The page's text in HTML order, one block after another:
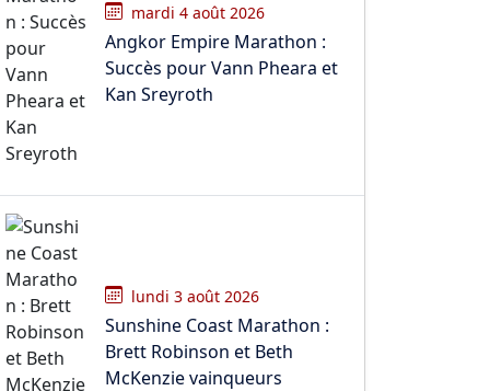
mardi 4 août 2026
Angkor Empire Marathon :
Succès pour Vann Pheara et
Kan Sreyroth
lundi 3 août 2026
Sunshine Coast Marathon :
Brett Robinson et Beth
McKenzie vainqueurs